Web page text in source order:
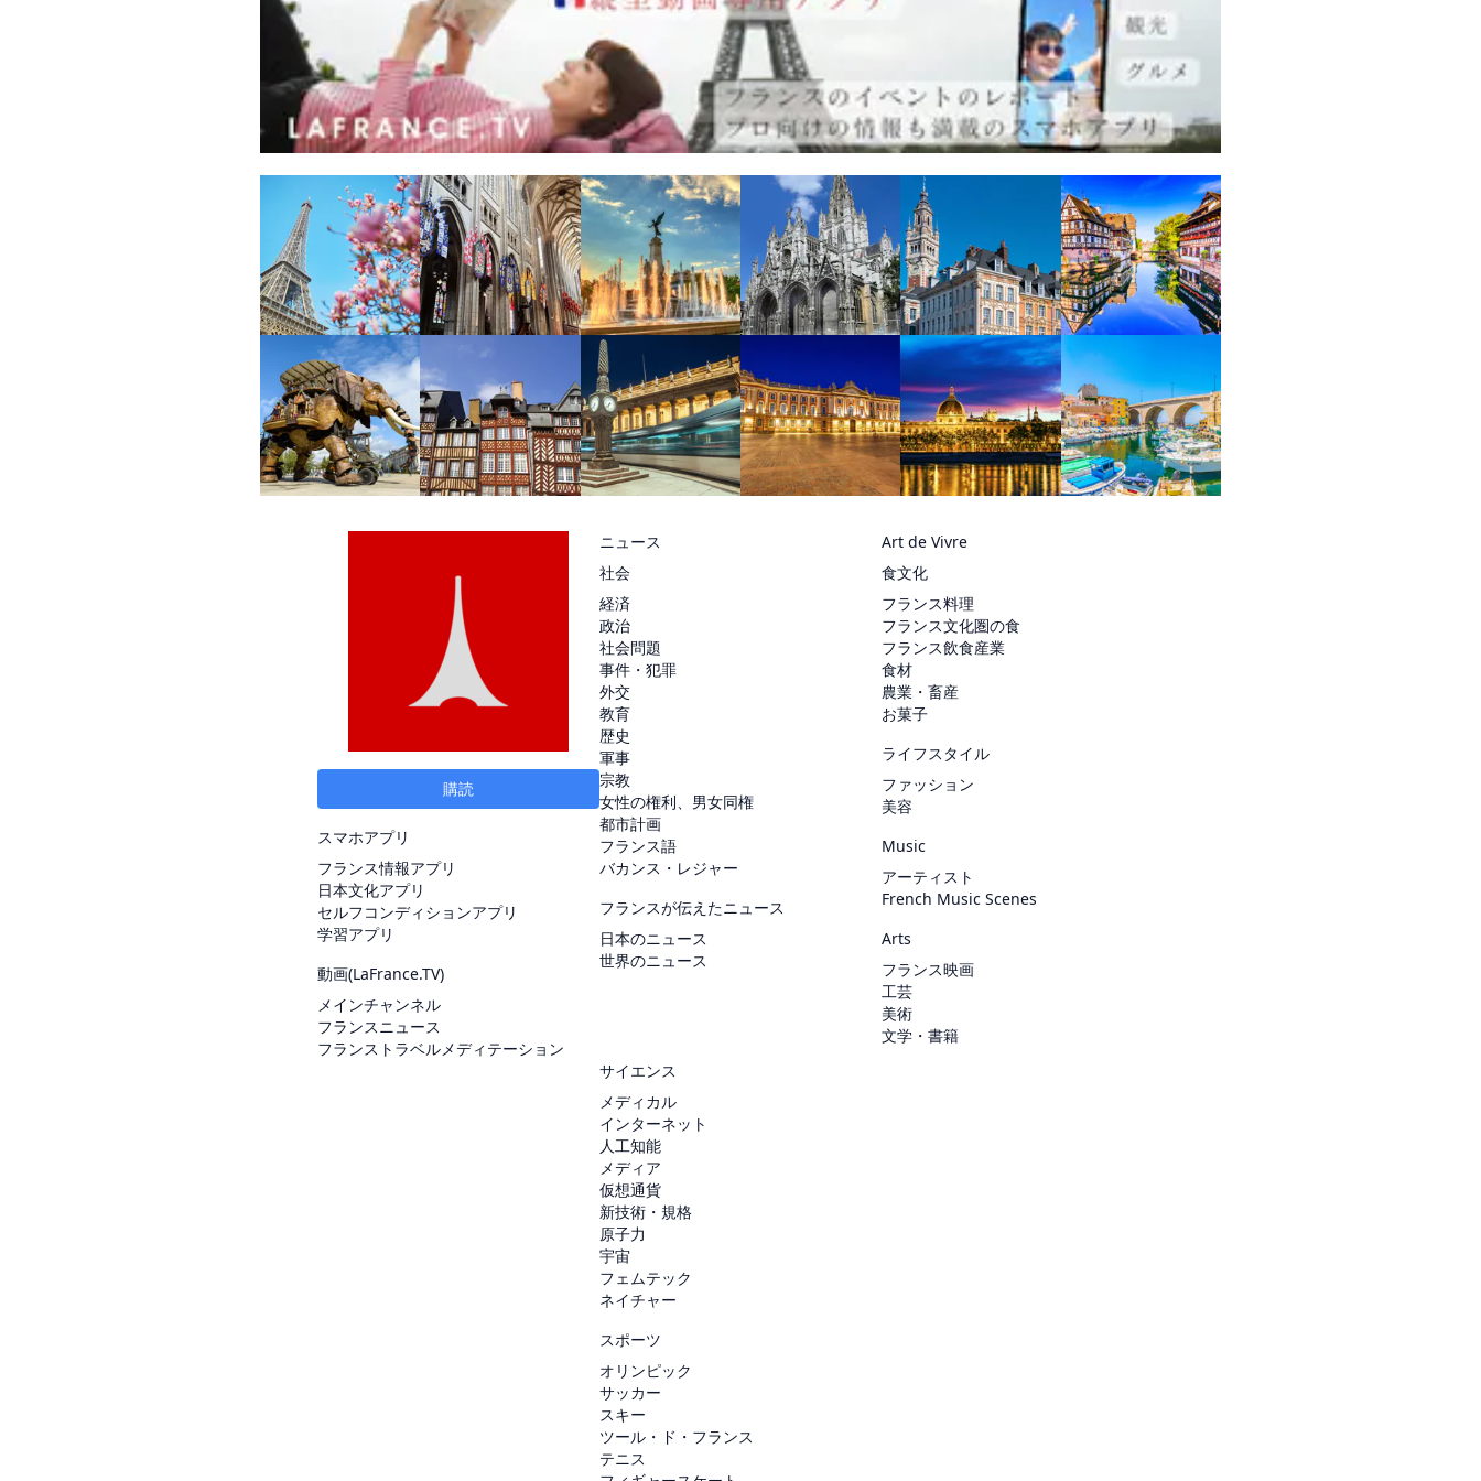
購読
スマホアプリ
フランス情報アプリ
日本文化アプリ
セルフコンディションアプリ
学習アプリ
動画(LaFrance.TV)
メインチャンネル
フランスニュース
フランストラベルメディテーション
ニュース
社会
経済
政治
社会問題
事件・犯罪
外交
教育
歴史
軍事
宗教
女性の権利、男女同権
都市計画
フランス語
バカンス・レジャー
フランスが伝えたニュース
日本のニュース
世界のニュース
Art de Vivre
食文化
フランス料理
フランス文化圏の食
フランス飲食産業
食材
農業・畜産
お菓子
ライフスタイル
ファッション
美容
Music
アーティスト
French Music Scenes
Arts
フランス映画
工芸
美術
文学・書籍
サイエンス
メディカル
インターネット
人工知能
メディア
仮想通貨
新技術・規格
原子力
宇宙
フェムテック
ネイチャー
スポーツ
オリンピック
サッカー
スキー
ツール・ド・フランス
テニス